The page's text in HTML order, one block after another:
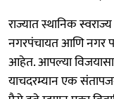
राज्यात स्थानिक
नगरपंचायत आणि नगर
आहेत. आपल्या
याचदरम्यान एक